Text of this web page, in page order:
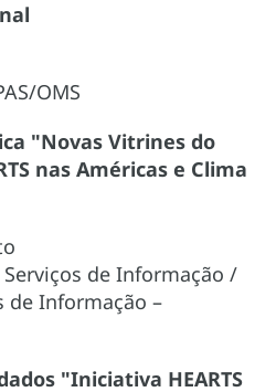
OMS
"Novas Vitrines do
nas Américas e Clima
de Informação /
de Informação –
"Iniciativa HEARTS